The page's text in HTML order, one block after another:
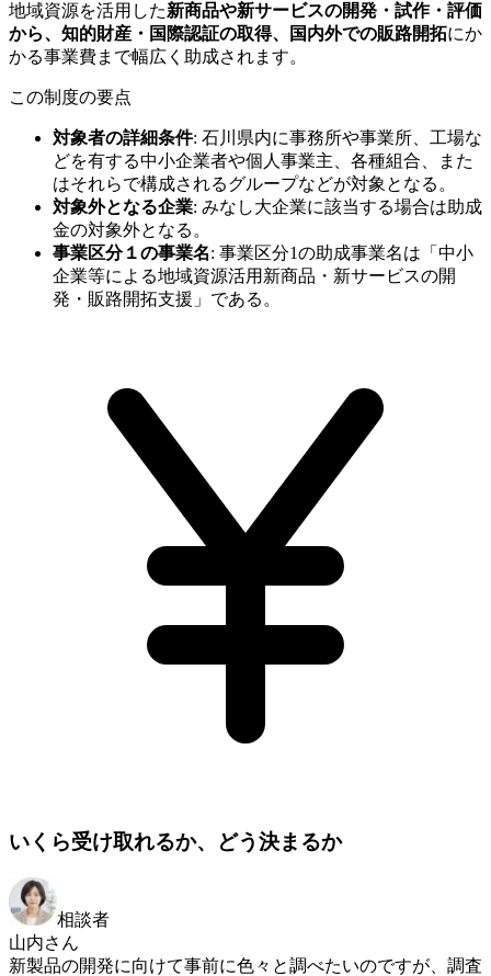
地域資源を活用した新商品や新サービスの開発・試作・評価
から、知的財産・国際認証の取得、国内外での販路開拓にか
かる事業費まで幅広く助成されます。
この制度の要点
対象者の詳細条件: 石川県内に事務所や事業所、工場な
どを有する中小企業者や個人事業主、各種組合、また
はそれらで構成されるグループなどが対象となる。
対象外となる企業: みなし大企業に該当する場合は助成
金の対象外となる。
事業区分１の事業名: 事業区分1の助成事業名は「中小
企業等による地域資源活用新商品・新サービスの開
発・販路開拓支援」である。
いくら受け取れるか、どう決まるか
相談者
山内さん
新製品の開発に向けて事前に色々と調べたいのですが、調査